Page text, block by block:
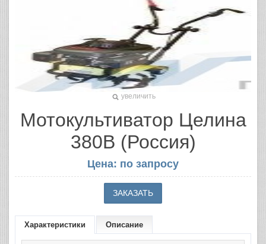
увеличить
Мотокультиватор Целина
380В (Россия)
Цена: по запросу
Характеристики Описание